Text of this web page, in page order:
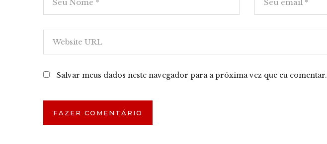
Salvar meus dados neste navegador para a próxima vez que eu comentar.